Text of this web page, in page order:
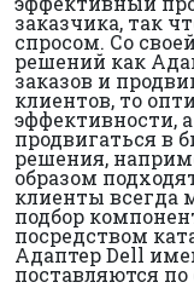
заказчика, так
спросом. Со
решений как
заказов и
клиентов, то
эффективности,
продвигаться в
решения,
образом
клиенты всегда
подбор
посредством
Адаптер Dell
поставляются